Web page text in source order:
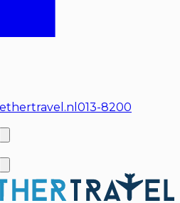
013-8200